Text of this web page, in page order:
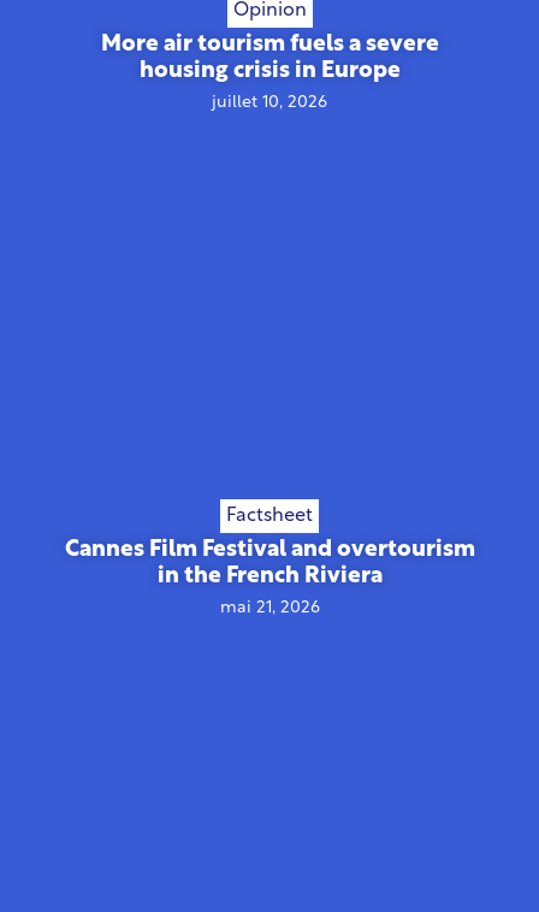
Opinion
More air tourism fuels a severe
housing crisis in Europe
juillet 10, 2026
Factsheet
Cannes Film Festival and overtourism
in the French Riviera
mai 21, 2026